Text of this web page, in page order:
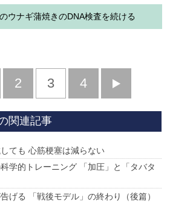
ウナギ蒲焼きのDNA検査を続ける
2 3 4
へ
関連記事
ても 心筋梗塞は減らない
学的トレーニング 「加圧」と「タバタ
げる 「戦後モデル」の終わり（後篇）